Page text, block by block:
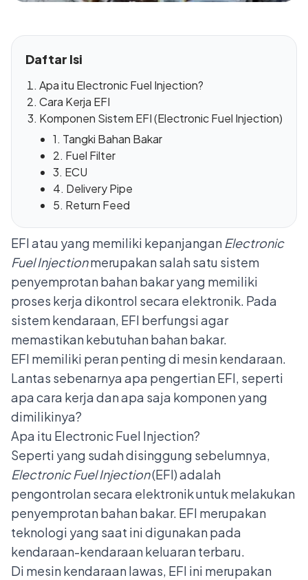
Daftar Isi
Apa itu Electronic Fuel Injection?
Cara Kerja EFI
Komponen Sistem EFI (Electronic Fuel Injection)
1. Tangki Bahan Bakar
2. Fuel Filter
3. ECU
4. Delivery Pipe
5. Return Feed
EFI atau yang memiliki kepanjangan Electronic
Fuel Injectionmerupakan salah satu sistem
penyemprotan bahan bakar yang memiliki
proses kerja dikontrol secara elektronik. Pada
sistem kendaraan, EFI berfungsi agar
memastikan kebutuhan bahan bakar.
EFI memiliki peran penting di mesin kendaraan.
Lantas sebenarnya apa pengertian EFI, seperti
apa cara kerja dan apa saja komponen yang
dimilikinya?
Apa itu Electronic Fuel Injection?
Seperti yang sudah disinggung sebelumnya,
Electronic Fuel Injection(EFI) adalah
pengontrolan secara elektronik untuk melakukan
penyemprotan bahan bakar. EFI merupakan
teknologi yang saat ini digunakan pada
kendaraan-kendaraan keluaran terbaru.
Di mesin kendaraan lawas, EFI ini merupakan